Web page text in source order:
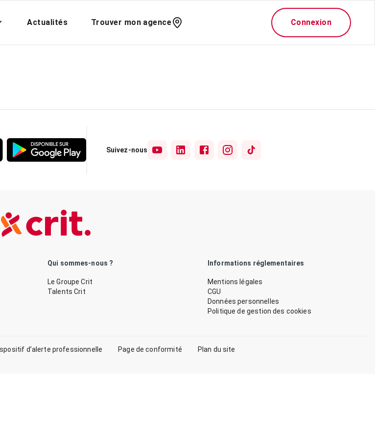
Actualités Trouver mon agence Connexion
Suivez-nous
Qui sommes-nous ?
Le Groupe Crit
Talents Crit
Informations réglementaires
Mentions légales
CGU
Données personnelles
Politique de gestion des cookies
d’alerte professionnelle Page de conformité Plan du site